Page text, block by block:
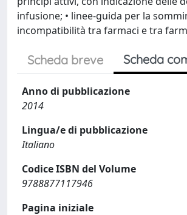
infusione; • linee-guida per la
incompatibilità tra farmaci e tra
Scheda breve Scheda
Anno di pubblicazione
2014
Lingua/e di pubblicazione
Italiano
Codice ISBN del Volume
9788877117946
Pagina iniziale